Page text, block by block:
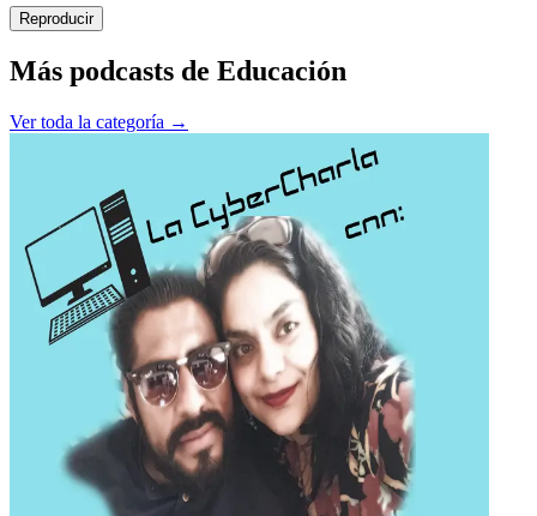
Reproducir
Más podcasts de Educación
Ver toda la categoría →